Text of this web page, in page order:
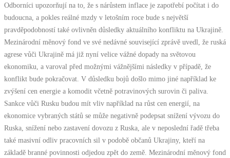
Odborníci upozorňují na to, že s nárůstem inflace je zapotřebí počítat i do
budoucna, a pokles reálné mzdy v letošním roce bude s největší
pravděpodobností také ovlivněn důsledky aktuálního konfliktu na Ukrajině.
Mezinárodní měnový fond ve své nedávné související zprávě uvedl, že ruská
agrese vůči Ukrajině má již nyní velice vážné dopady na světovou
ekonomiku, a varoval před možnými vážnějšími následky v případě, že
konflikt bude pokračovat. V důsledku bojů došlo mimo jiné například ke
zvýšení cen energie a komodit včetně potravinových surovin či paliva.
Sankce vůči Rusku budou mít vliv například na růst cen energií, na
ekonomice vybraných států se může negativně podepsat snížení vývozu do
Ruska, snížení nebo zastavení dovozu z Ruska, ale v neposlední řadě třeba
také masivní odliv pracovních sil v podobě občanů Ukrajiny, kteří na
základě branné povinnosti odjedou zpět do země. Mezinárodní měnový fond